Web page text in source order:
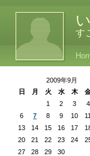
す
2009年9月
日
月 火 水 木
1
2 3 4
6
7 8 9 10 11
13
14 15 16 17
20
21 22 23 24
27
28 29
30